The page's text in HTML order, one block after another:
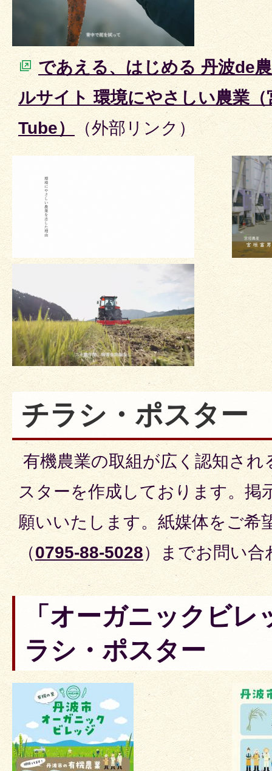
であえる、はじめる 丹波de
ルサイト 環境にやさしい農業
Tube） （外部リンク）
チラシ・ポスター
有機農業の取組が広く認知され
スターを作成しております。掲
願いいたします。紙媒体をご希
（0795-88-5028）までお問い
「オーガニックビレ
ラシ・ポスター